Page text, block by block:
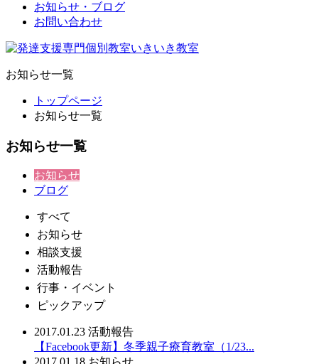
お知らせ・ブログ
お問い合わせ
お知らせ一覧
トップページ
お知らせ一覧
お知らせ一覧
お知らせ
ブログ
すべて
お知らせ
相談支援
活動報告
行事・イベント
ピックアップ
2017.01.23 活動報告
【Facebook更新】冬季親子療育教室（1/23...